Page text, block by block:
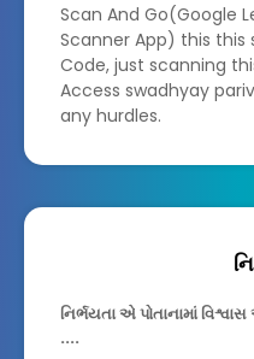
Scan And Go(Google
Scanner App) this this
Code, just scanning
Access swadhyay
any hurdles.
નિર્ભયતા એ પોતાનામાં
....